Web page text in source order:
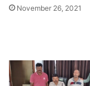
November 26, 2021